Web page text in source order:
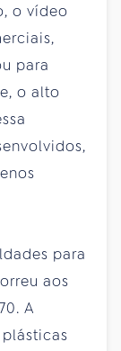
o vídeo
para
o alto
para
aos
A